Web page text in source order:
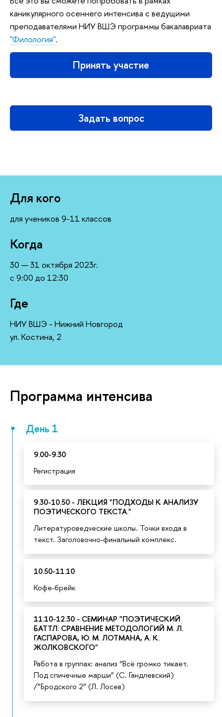
каникулярного осеннего интенсива с ведущими
преподавателями НИУ ВШЭ программы бакалавриата
"Филология".
Принять участие
Задать вопрос
Для кого
для учеников 9-11 классо
Когда
30 — 31 октября 2023г.
с 9:00 до 12:30
Где
НИУ ВШЭ - Нижний Новгород
ул. Костина, 2
Программа интенсива
День 1
9.00-9.30
Регистрация
9.30-10.50 - ЛЕКЦИЯ "ПОДХОДЫ К АНАЛИЗУ
ПОЭТИЧЕСКОГО ТЕКСТА."
Литературоведческие школы. Точки входа
текст. Заголовочно-финальный комплекс.
10.50-11.10
Кофе-брейк
11.10-12.30 - СЕМИНАР "ПОЭТИЧЕСКИЙ
БАТТЛ: СРАВНЕНИЕ МЕТОДОЛОГИЙ М. Л.
ГАСПАРОВА, Ю. М. ЛОТМАНА, А. К.
ЖОЛКОВСКОГО"
Работа в группах: анализ “Всё громко тикает.
Под спичечные марши” (С. Гандлевский)
/”Бродского 2” (Л. Лосев)